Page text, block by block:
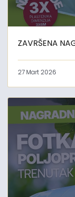
ZAVRŠENA
27 Mart 2026